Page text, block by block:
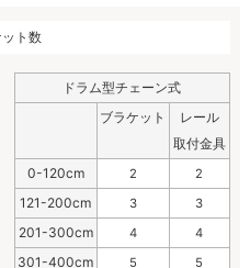
ト数
ドラム型チェーン式
ブラケット
レール
取付金具
0-120cm
2 2
121-200cm 3 3
201-300cm 4 4
301-400cm 5 5